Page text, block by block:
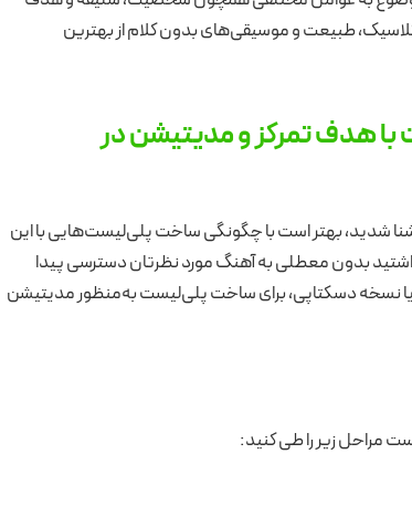
طبیعت و موسیقی‌های بدون کلام از بهترین
با هدف تمرکز و مدیتیشن در
شدید، بهتر است با چگونگی ساخت پلی‌لیست‌هایی با این
داشتید بدون معطلی به آهنگ مورد نظرتان دسترسی پیدا
یا نسخه دسکتاپی، برای ساخت پلی‌لیست به‌منظور مدیتیشن
مراحل زیر را طی کنید: